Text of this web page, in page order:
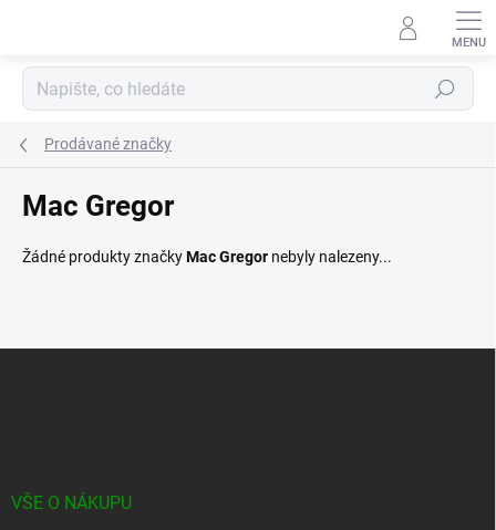
Hledat
Prodávané značky
Mac Gregor
Žádné produkty značkyMac Gregor nebyly nalezeny...
VŠE O NÁKUPU